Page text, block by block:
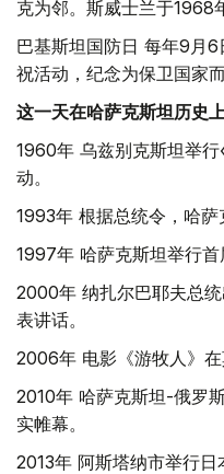
克为邻。斯威士兰于1968
巴基斯坦国防日 每年9月
祝活动，纪念为保卫国家
这一天在哈萨克斯坦历史上
1960年 乌兹别克斯坦举
动。
1993年 根据总统令，哈萨
1997年 哈萨克斯坦举行首
2000年 纳扎尔巴耶夫总
表讲话。
2006年 电影《游牧人》在
2010年 哈萨克斯坦-俄罗
实帷幕。
2013年 阿斯塔纳市举行